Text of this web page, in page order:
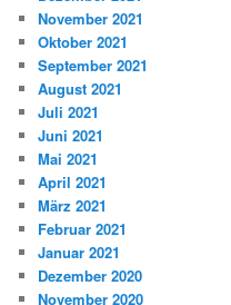
November 2021
Oktober 2021
September 2021
August 2021
Juli 2021
Juni 2021
Mai 2021
April 2021
März 2021
Februar 2021
Januar 2021
Dezember 2020
November 2020